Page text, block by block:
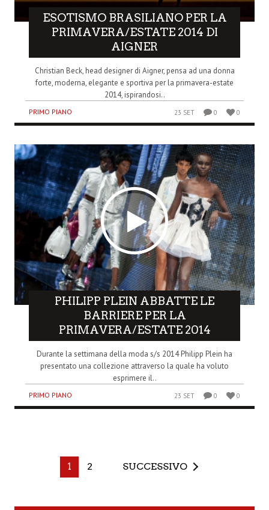
ESOTISMO BRASILIANO PER LA
PRIMAVERA/ESTATE 2014 DI
AIGNER
Christian Beck, head designer di Aigner, pensa ad una donna
forte, moderna, elegante e sportiva per la primavera-estate
2014, ispirandosi..
PRIMO PIANO 23 SET 0 0
PHILIPP PLEIN ABBATTE LE
BARRIERE PER LA
PRIMAVERA/ESTATE 2014
Durante la settimana della moda s/s 2014 Philipp Plein ha
presentato una collezione attraverso la quale ha voluto
esprimere il..
PRIMO PIANO 23 SET 0 0
1 2 SUCCESSIVO